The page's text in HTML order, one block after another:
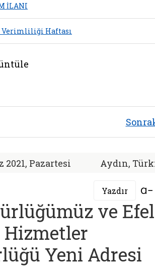
İLANI
Verimliliği Haftası
2021, Pazartesi Aydın,
Yazdır
ve
Hizmetler
Yeni Adresi